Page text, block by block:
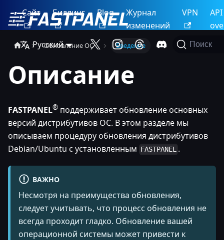
Сайт Биллинг Blog
Журнал
изменений
VPN
API
Русский
Поиск
Обновление ОС Введение
Описание
FASTPANEL® поддерживает обновление основных
версий дистрибутивов ОС. В этом разделе мы
описываем процедуру обновления дистрибутивов
Debian/Ubuntu с установленным FASTPANEL .
ВАЖНО
Несмотря на преимущества обновления,
следует учитывать, что процесс обновления не
всегда проходит гладко. Обновление вашей
операционной системы может привести к